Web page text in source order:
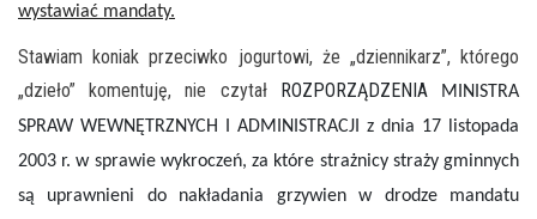
wystawiać mandaty.
Stawiam koniak przeciwko jogurtowi, że „dziennikarz”, którego
„dzieło” komentuję, nie czytał ROZPORZĄDZENIA
MINISTRA
SPRAW WEWNĘTRZNYCH I ADMINISTRACJI z dnia 17 listopada
2003 r.w sprawie wykroczeń, za które strażnicy straży gminnych
są uprawnieni do nakładania grzywien w drodze mandatu